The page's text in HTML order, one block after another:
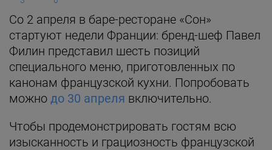
Со 2 апреля в баре-ресторане «Сон»
стартуют недели Франции: бренд-шеф Павел
Филин представил шесть позиций
специального меню, приготовленных по
канонам французской кухни. Попробовать
можно до 30 апреля включительно.
Чтобы продемонстрировать гостям всю
изысканность и грациозность французской